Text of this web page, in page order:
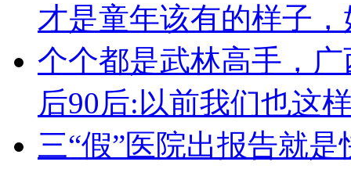
才是童年该有的样子
个个都是武林高手，
后90后:以前我们也这
三“假”医院出报告就